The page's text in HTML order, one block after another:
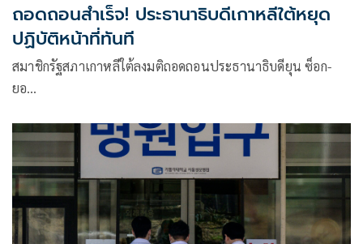
ถอดถอนสำเร็จ! ประธานาธิบดีเกาหลีใต้หยุด
ปฏิบัติหน้าที่ทันที
สมาชิกรัฐสภาเกาหลีใต้ลงมติถอดถอนประธานาธิบดียุน ซ็อก-
ยอ…